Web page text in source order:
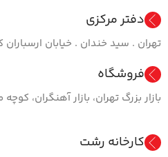
دفتر مرکزی
تهران . سید خندان . خیابان ارسباران
فروشگاه
بازار بزرگ تهران، بازار آهنگران،
کارخانه رشت